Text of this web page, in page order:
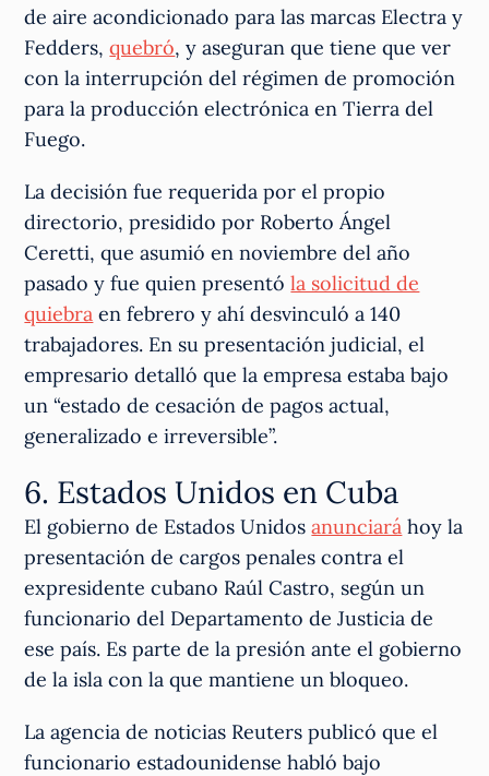
de aire acondicionado para las marcas Electra y
Fedders,quebró, y aseguran que tiene que ver
con la interrupción del régimen de promoción
para la producción electrónica en Tierra del
Fuego.
La decisión fue requerida por el propio
directorio, presidido por Roberto Ángel
Ceretti, que asumió en noviembre del año
pasado y fue quien presentóla solicitud de
quiebra en febrero y ahí desvinculó a 140
trabajadores. En su presentación judicial, el
empresario detalló que la empresa estaba bajo
un “estado de cesación de pagos actual,
generalizado e irreversible”.
6. Estados Unidos en Cuba
El gobierno de Estados Unidosanunciará hoy la
presentación de cargos penales contra el
expresidente cubano Raúl Castro, según ‌un
funcionario del Departamento de ‌Justicia de
ese país. Es parte de la presión ante el gobierno
de la isla con la que mantiene un bloqueo.
La agencia de noticias Reuters publicó que el
funcionario estadounidense habló bajo